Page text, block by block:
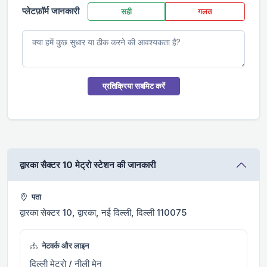
प्लेटफ़ॉर्म जानकारी सही गलत
प्रतिक्रिया सबमिट करें
द्वारका सैक्टर 10 मेट्रो स्टेशन की जानकारी
पता
द्वारका सेक्टर 10, द्वारका, नई दिल्ली, दिल्ली 110075
नेटवर्क और लाइन
दिल्ली मेट्रो / नीली मेन